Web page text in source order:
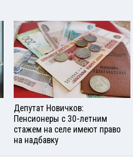
Депутат Новичков:
Пенсионеры с 30-летним
стажем на селе имеют право
на надбавку